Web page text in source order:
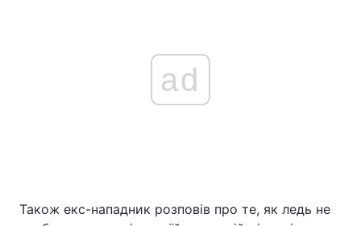
ad
Також екс-нападник розповів про те, як ледь не